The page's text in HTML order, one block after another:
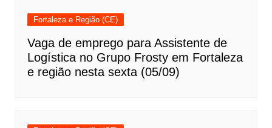
Fortaleza e Região (CE)
Vaga de emprego para Assistente de
Logística no Grupo Frosty em Fortaleza
e região nesta sexta (05/09)